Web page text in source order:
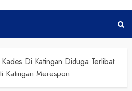
Di Katingan Diduga Terlibat
Katingan Merespon